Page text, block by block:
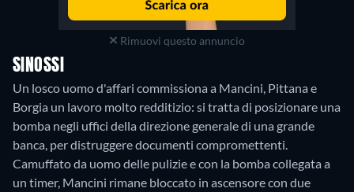
Rimuovi questo annuncio
SINOSSI
Un losco uomo d'affari commissiona a Mancini, Pittana e
Borgia un lavoro molto redditizio: si tratta di posizionare una
bomba negli uffici della direzione generale di una grande
banca, per distruggere documenti compromettenti.
Camuffato da uomo delle pulizie e con la bomba collegata a
un timer, Mancini rimane bloccato in ascensore con due